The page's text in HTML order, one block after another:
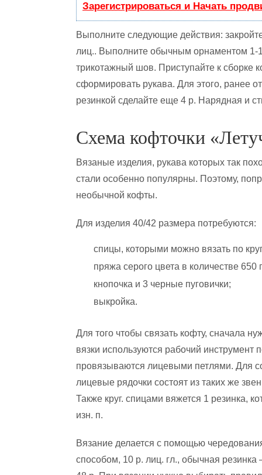
Зарегистрироваться и Начать
Выполните следующие действия:
лиц.. Выполните обычным орнаментом 1-
трикотажный шов. Приступайте к сборке
сформировать рукава. Для этого, ранее
резинкой сделайте еще 4 р. Нарядная и
Схема кофточки
Вязаные изделия, рукава которых так
стали особенно популярны. Поэтому,
необычной кофты.
Для изделия 40/42 размера потребуются:
спицы, которыми можно вязать по
пряжа серого цвета в количестве 650
кнопочка и 3 черные пуговички;
выкройка.
Для того чтобы связать кофту, сначала
вязки используются рабочий
провязываются лицевыми петлями. Для
лицевые рядочки состоят из таких же
Также круг. спицами вяжется 1 резинка,
изн. п.
Вязание делается с помощью
способом, 10 р. лиц. гл., обычная резинка